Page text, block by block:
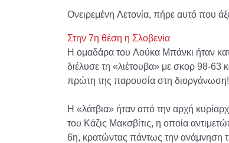
Ονειρεμένη Λετονία, πήρε αυτό που
Στην 7η θέση η Σλοβενία
Η ομαδάρα του Λούκα Μπάνκι ήταν
διέλυσε τη «λιέτουβα» με σκορ 98-63
πρώτη της παρουσία στη διοργάνωση!
Η «λάτβια» ήταν από την αρχή
του Κάζις Μακσβίτις, η οποία
6η, κρατώντας πάντως την ανάμνηση